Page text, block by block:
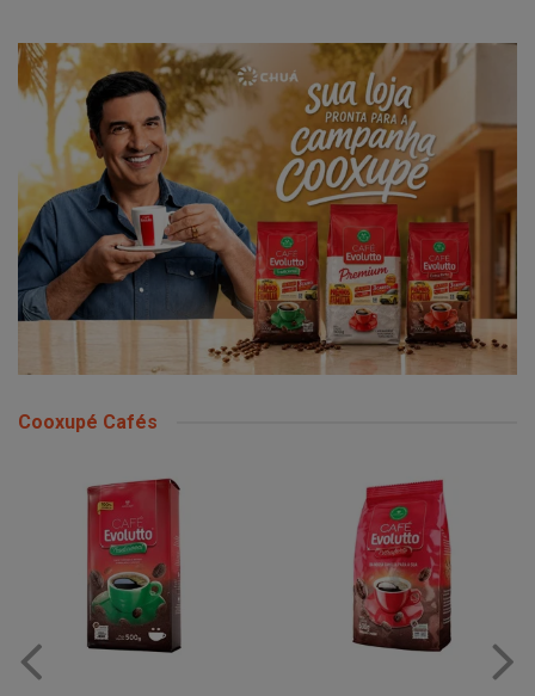
Cooxupé Cafés